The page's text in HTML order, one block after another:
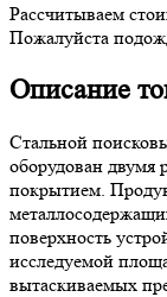
Рассчитываем
Пожалуйста
Описание
Стальной
оборудован
покрытием.
поверхность
исследуемой
вытаскиваемых